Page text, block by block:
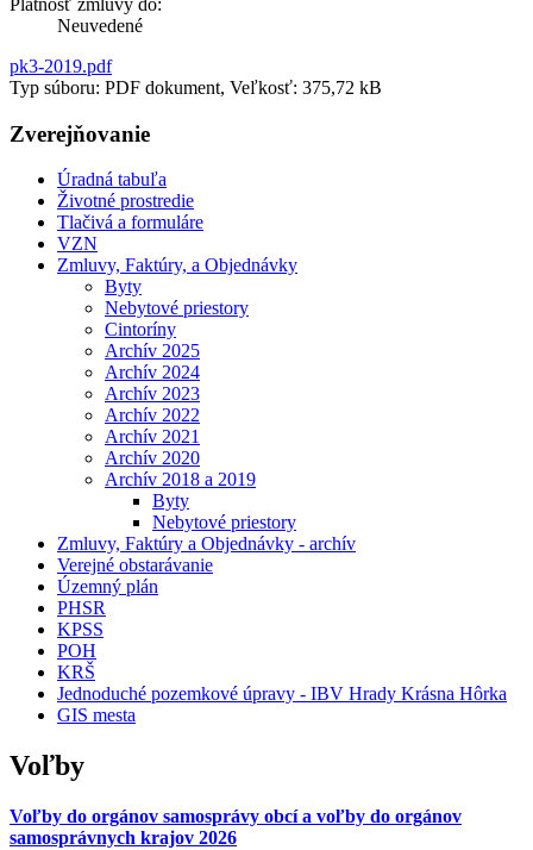
Neuvedené
pk3-2019.pdf
Typ súboru: PDF dokument, Veľkosť: 375,72 kB
Zverejňovanie
Úradná tabuľa
Životné prostredie
Tlačivá a formuláre
VZN
Zmluvy, Faktúry, a Objednávky
Byty
Nebytové priestory
Cintoríny
Archív 2025
Archív 2024
Archív 2023
Archív 2022
Archív 2021
Archív 2020
Archív 2018 a 2019
Byty
Nebytové priestory
Zmluvy, Faktúry a Objednávky - archív
Verejné obstarávanie
Územný plán
PHSR
KPSS
POH
KRŠ
Jednoduché pozemkové úpravy - IBV Hrady Krásna Hôrka
GIS mesta
Voľby
Voľby do orgánov samosprávy obcí a voľby do orgánov
samosprávnych krajov 2026